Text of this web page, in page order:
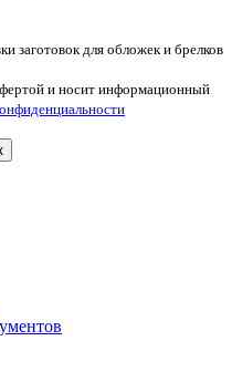
заготовок для обложек и брелков
и носит информационный